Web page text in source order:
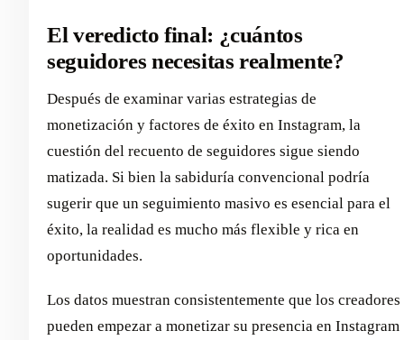
El veredicto final: ¿cuántos
seguidores necesitas realmente?
Después de examinar varias estrategias de
monetización y factores de éxito en Instagram, la
cuestión del recuento de seguidores sigue siendo
matizada. Si bien la sabiduría convencional podría
sugerir que un seguimiento masivo es esencial para el
éxito, la realidad es mucho más flexible y rica en
oportunidades.
Los datos muestran consistentemente que los creadores
pueden empezar a monetizar su presencia en Instagram